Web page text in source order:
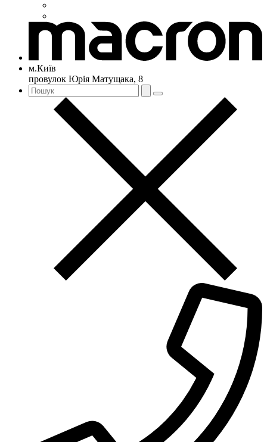
м.Київ
провулок Юрія Матущака, 8